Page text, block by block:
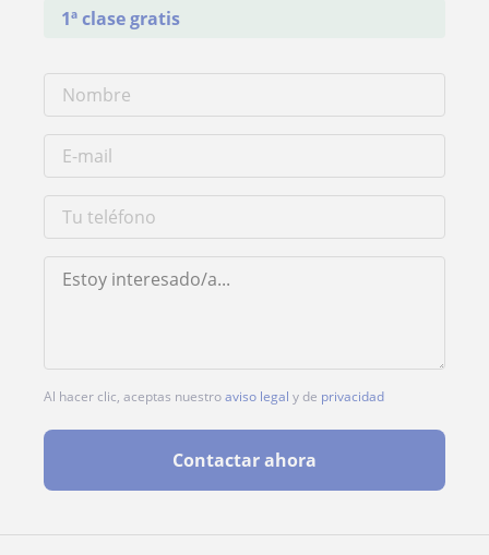
1ª clase gratis
Al hacer clic, aceptas nuestroaviso legal y de privacidad
Contactar ahora